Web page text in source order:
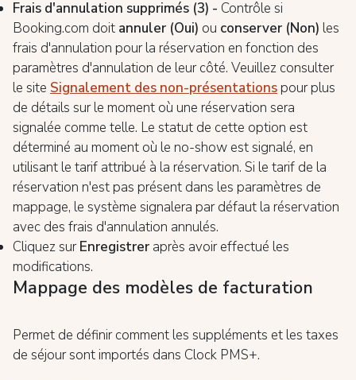
Frais d'annulation supprimés (3) - Contrôle si
Booking.com doit annuler (Oui) ou conserver (Non) les
frais d'annulation pour la réservation en fonction des
paramètres d'annulation de leur côté. Veuillez consulter
le site Signalement des non-présentationspour plus
de détails sur le moment où une réservation sera
signalée comme telle. Le statut de cette option est
déterminé au moment où le no-show est signalé, en
utilisant le tarif attribué à la réservation. Si le tarif de la
réservation n'est pas présent dans les paramètres de
mappage, le système signalera par défaut la réservation
avec des frais d'annulation annulés.
Cliquez surEnregistrer après avoir effectué les
modifications.
Mappage des modèles de facturation
Permet de définir comment les suppléments et les taxes
de séjour sont importés dans Clock PMS+.